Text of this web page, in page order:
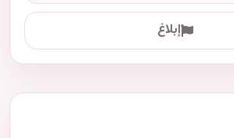
إبلاغ